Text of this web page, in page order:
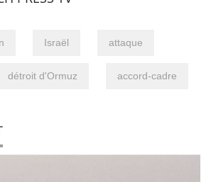
Israël attaque
détroit d'Ormuz accord-cadre